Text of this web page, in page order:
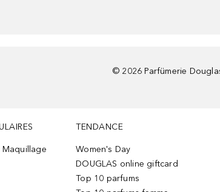
© 2026 Parfümerie
TENDANCE
Women's Day
DOUGLAS online giftcard
Top 10 parfums